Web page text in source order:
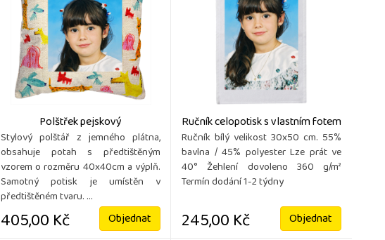
Polštřek pejskový
Stylový polštář z jemného plátna,
obsahuje potah s předtištěným
vzorem o rozměru 40x40cm a výplň.
Samotný potisk je umístěn v
předtištěném tvaru. ...
405,00 Kč Objednat
Ručník celopotisk s vlastním fotem
Ručník bílý velikost 30x50 cm. 55%
bavlna / 45% polyester Lze prát ve
40° Žehlení dovoleno 360 g/m²
Termín dodání 1-2 týdny
245,00 Kč Objednat